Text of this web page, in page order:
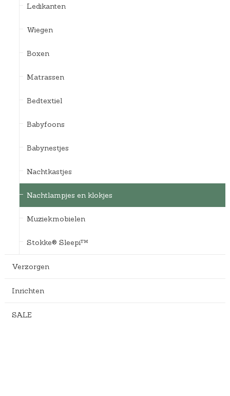
Ledikanten
Wiegen
Boxen
Matrassen
Bedtextiel
Babyfoons
Babynestjes
Nachtkastjes
Nachtlampjes en klokjes
Muziekmobielen
Stokke® Sleepi™
Verzorgen
Inrichten
SALE